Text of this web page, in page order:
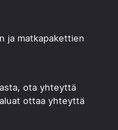
ja matkapakettien
ota yhteyttä
ottaa yhteyttä